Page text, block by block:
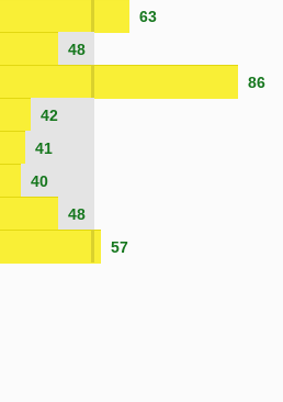
63
48
86
42
41
40
48
57